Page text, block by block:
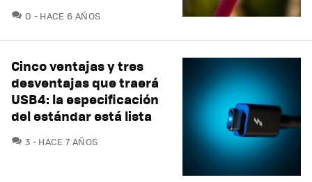
0 COMENTARIOS
HACE 6 AÑOS
Cinco ventajas y tres
desventajas que traerá
USB4: la especificación
del estándar está lista
3 COMENTARIOS
HACE 7 AÑOS